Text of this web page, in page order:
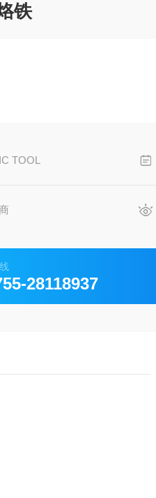
铁
TOOL
28118937